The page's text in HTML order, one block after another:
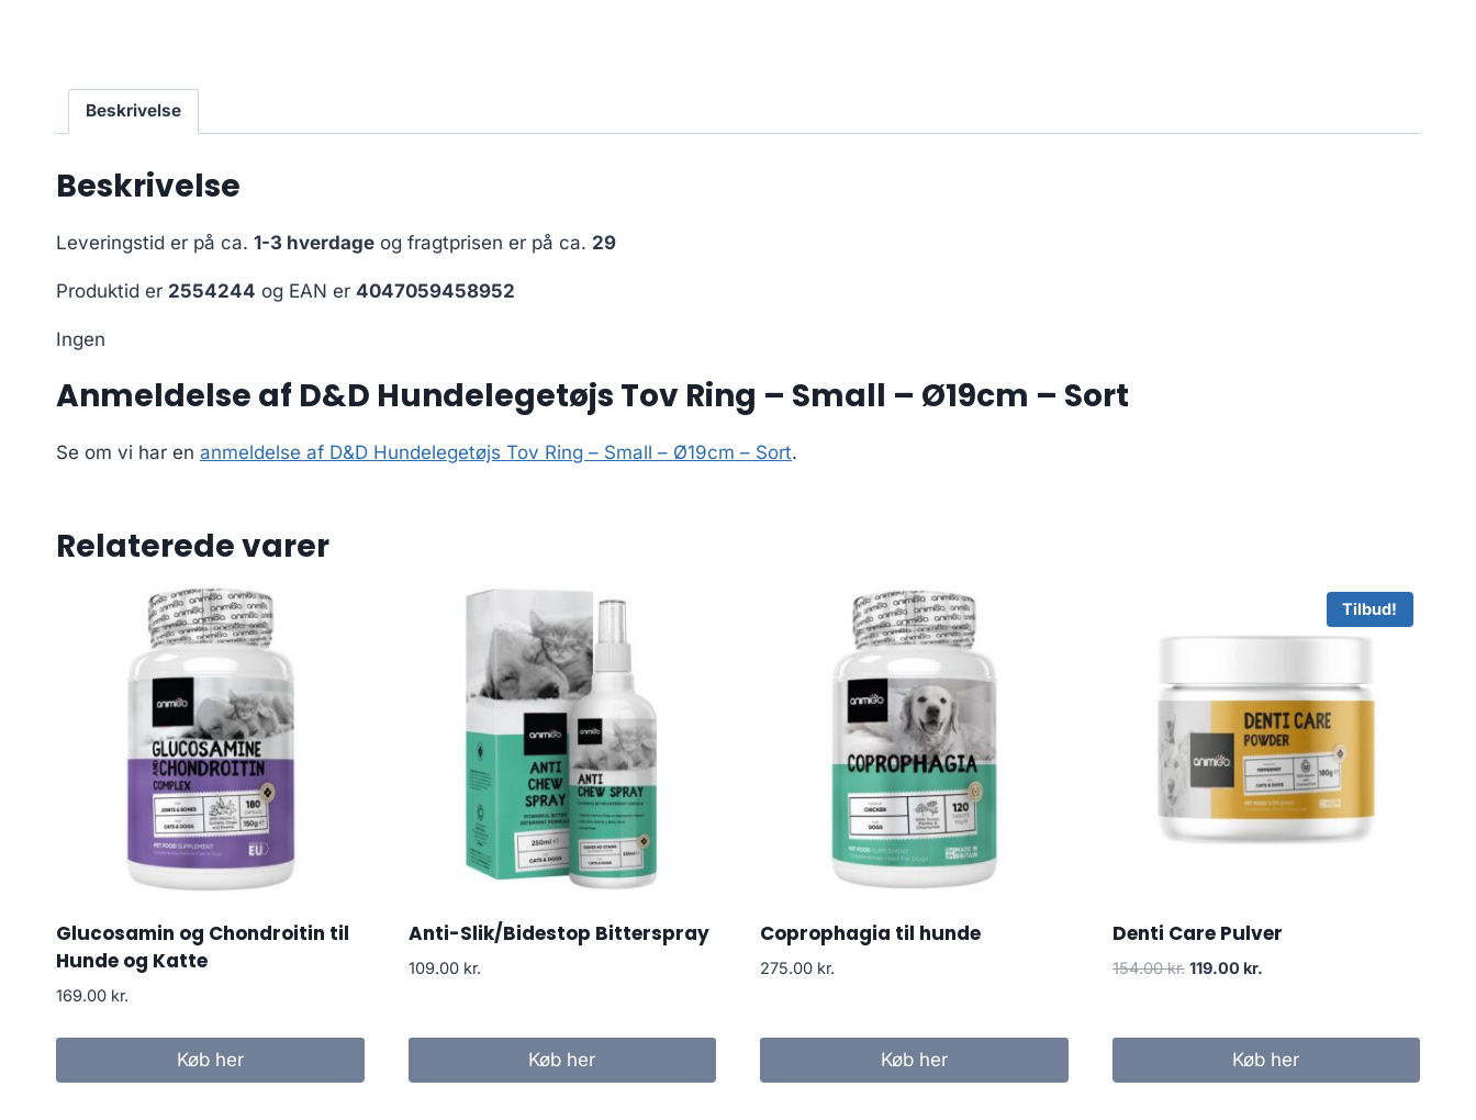
Beskrivelse
Beskrivelse
Leveringstid er på ca. 1-3 hverdage og fragtprisen er på ca. 29
Produktid er 2554244 og EAN er 4047059458952
Ingen
Anmeldelse af D&D Hundelegetøjs Tov Ring – Small – Ø19cm – Sort
Se om vi har en anmeldelse af D&D Hundelegetøjs Tov Ring – Small – Ø19cm – Sort.
Relaterede varer
Glucosamin og Chondroitin til
Hunde og Katte
169.00 kr.
Køb her
Anti-Slik/Bidestop Bitterspray
109.00 kr.
Køb her
Coprophagia til hunde
275.00 kr.
Køb her
Tilbud!
Denti Care Pulver
154.00kr. Den
var:
154.00 kr..
119.00 kr.Den
er:
119.00 kr..
Køb her